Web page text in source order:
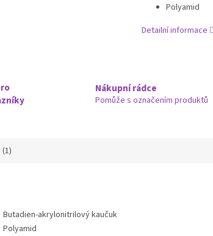
Polyamid
Detailní informace
Nákupní rádce
Pomůže s označením produktů
Butadien-akrylonitrilový kaučuk
Polyamid